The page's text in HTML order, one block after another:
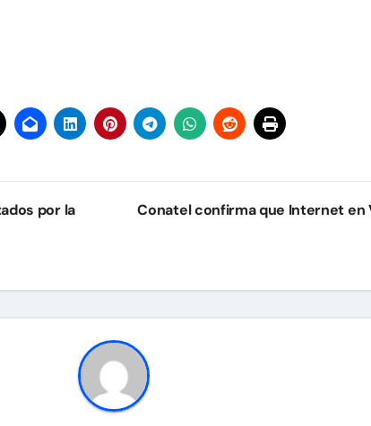
por la
Conatel confirma que Internet en